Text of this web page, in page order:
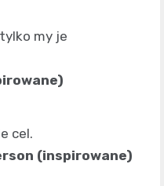
my je
cel.
(inspirowane)